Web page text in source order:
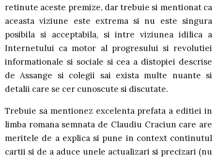
retinute aceste premize, dar trebuie si mentionat ca
aceasta viziune este extrema si nu este singura
posibila si acceptabila, si intre viziunea idilica a
Internetului ca motor al progresului si revolutiei
informationale si sociale si cea a distopiei descrise
de Assange si colegii sai exista multe nuante si
detalii care se cer cunoscute si discutate.
Trebuie sa mentionez excelenta prefata a editiei in
limba romana semnata de Claudiu Craciun care are
meritele de a explica si pune in context continutul
cartii si de a aduce unele actualizari si precizari (nu